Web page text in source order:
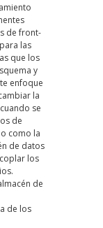
de front-
las
que los
y
enfoque
la
se
de
como la
de datos
los
de
de los